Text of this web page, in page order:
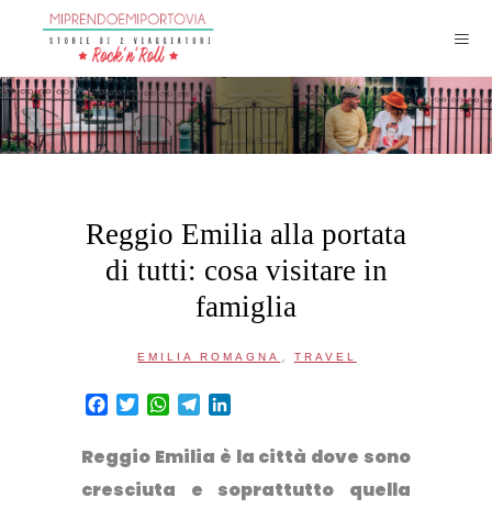
Reggio Emilia alla portata
di tutti: cosa visitare in
famiglia
EMILIA ROMAGNA , TRAVEL
Facebook
TwitterWhatsApp
Telegram
Reggio Emilia è la città dove sono
cresciuta e soprattutto quella